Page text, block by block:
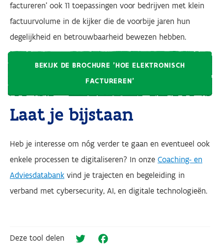
factureren' ook 11 toepassingen voor bedrijven met klein
factuurvolume in de kijker die de voorbije jaren hun
degelijkheid en betrouwbaarheid bewezen hebben.
BEKIJK DE BROCHURE 'HOE ELEKTRONISCH
FACTUREREN'
Laat je bijstaan
Heb je interesse om nóg verder te gaan en eventueel ook
enkele processen te digitaliseren? In onze Coaching- en
Adviesdatabank vind je trajecten en begeleiding in
verband met cybersecurity, AI, en digitale technologieën.
Deze tool delen Twitter